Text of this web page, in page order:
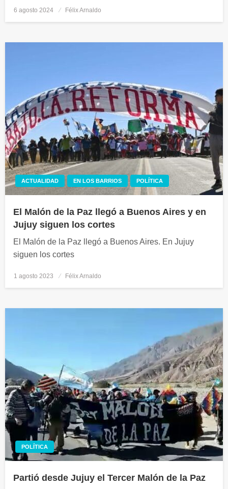
Publicado
6 agosto 2024 Félix Arnaldo
ACTUALIDAD EN LOS BARRIOS POLÍTICA
El Malón de la Paz llegó a Buenos Aires y en
Jujuy siguen los cortes
El Malón de la Paz llegó a Buenos Aires. En Jujuy
siguen los cortes
Publicado
1 agosto 2023 Félix Arnaldo
POLÍTICA
Partió desde Jujuy el Tercer Malón de la Paz